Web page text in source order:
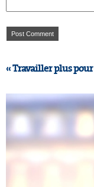
« Travailler plus